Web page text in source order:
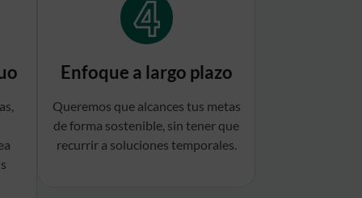
Enfoque a largo plazo
Queremos que alcances tus metas
de forma sostenible, sin tener que
recurrir a soluciones temporales.